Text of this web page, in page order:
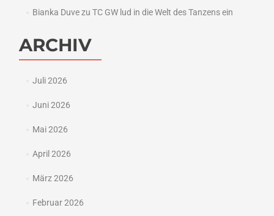
Bianka Duvezu TC GW lud in die Welt des Tanzens ein
ARCHIV
Juli 2026
Juni 2026
Mai 2026
April 2026
März 2026
Februar 2026